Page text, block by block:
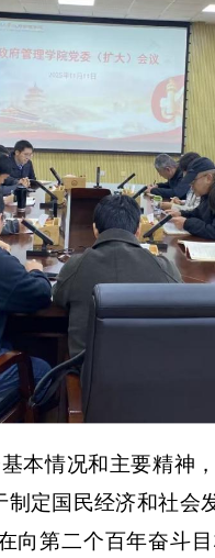
本情况和主要精神
定国民经济和社会
向第二个百年奋斗